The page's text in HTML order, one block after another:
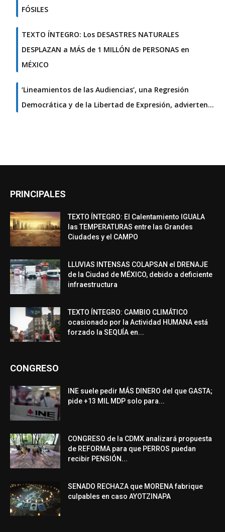
FÓSILES
TEXTO ÍNTEGRO: Los DESASTRES NATURALES
DESPLAZAN a MÁS de 1 MILLÓN de PERSONAS en
MÉXICO
‘Lineamientos de las Audiencias’, una Regresión
Democrática y de la Libertad de Expresión, advierten…
PRINCIPALES
TEXTO ÍNTEGRO: El Calentamiento IGUALA
las TEMPERATURAS entre las Grandes
Ciudades y el CAMPO
LLUVIAS INTENSAS COLAPSAN el DRENAJE
de la Ciudad de MÉXICO, debido a deficiente
infraestructura
TEXTO ÍNTEGRO: CAMBIO CLIMÁTICO
ocasionado por la Actividad HUMANA está
forzado la SEQUÍA en...
CONGRESO
INE suele pedir MÁS DINERO del que GASTA;
pide +13 MIL MDP solo para...
CONGRESO de la CDMX analizará propuesta
de REFORMA para que PERROS puedan
recibir PENSIÓN...
SENADO RECHAZA que MORENA fabrique
culpables en caso AYOTZINAPA